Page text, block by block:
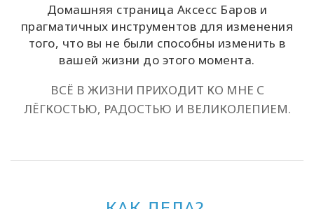
ПОИСК
Домашняя страница Аксесс Баров и
прагматичных инструментов для изменения
того, что вы не были способны изменить в
вашей жизни до этого момента.
ВСЁ В ЖИЗНИ ПРИХОДИТ КО МНЕ С
ЛЁГКОСТЬЮ, РАДОСТЬЮ И ВЕЛИКОЛЕПИЕМ.